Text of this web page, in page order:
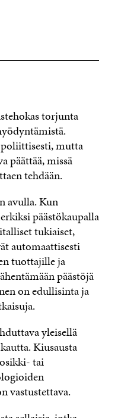
torjunta
poliittisesti, mutta
päättää, missä
tehdään.
avulla. Kun
päästökaupalla
tukiaiset,
automaattisesti
tuottajille ja
päästöjä
on edullisinta ja
yleisellä
Kiusausta
tai
vastustettava.